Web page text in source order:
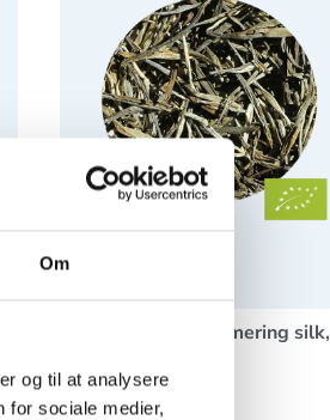
Om
og til at analysere
for sociale medier,
Grøn te China shimmering silk,
71004071